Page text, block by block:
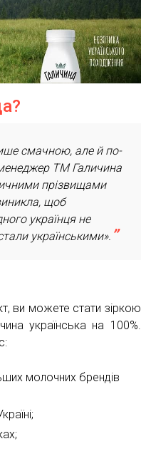
смачною, але й по-
ТМ Галичина
прізвищами
щоб
українця не
українськими».
ви можете стати зіркою
українська на 100%.
молочних брендів